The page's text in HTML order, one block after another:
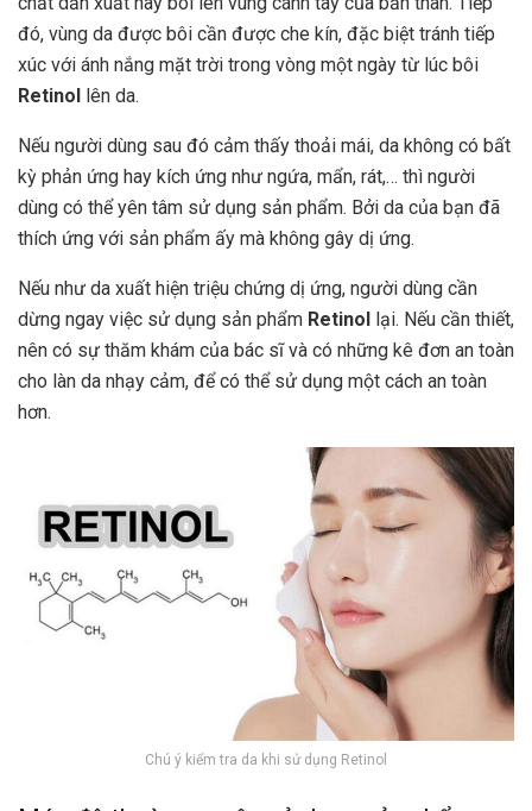
đó, vùng da được bôi cần được che kín, đặc biệt tránh tiếp
xúc với ánh nắng mặt trời trong vòng một ngày từ lúc bôi
Retinol
lên da.
Nếu người dùng sau đó cảm thấy thoải mái, da không có bất
kỳ phản ứng hay kích ứng như ngứa, mẩn, rát,… thì người
dùng có thể yên tâm sử dụng sản phẩm. Bởi da của bạn đã
thích ứng với sản phẩm ấy mà không gây dị ứng.
Nếu như da xuất hiện triệu chứng dị ứng, người dùng cần
dừng ngay việc sử dụng sản phẩm Retinol
lại. Nếu cần thiết,
nên có sự thăm khám của bác sĩ và có những kê đơn an toàn
cho làn da nhạy cảm, để có thể sử dụng một cách an toàn
hơn.
Chú ý kiểm tra da khi sử dụng Retinol